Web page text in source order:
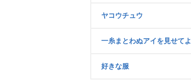
ヤコウチュウ
一糸まとわぬアイを見せてよ
好きな服